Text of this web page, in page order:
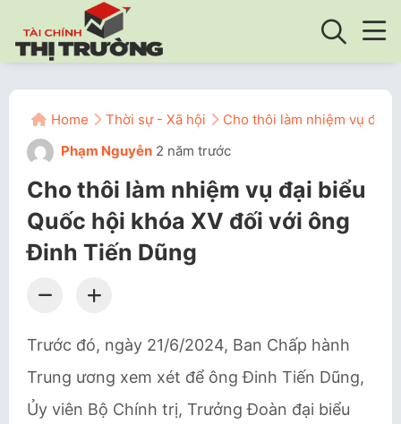
Home Thời sự - Xã hội
Cho thôi làm nhiệm vụ đại
Phạm Nguyễn 2 năm trước
Cho thôi làm nhiệm vụ đại biểu
Quốc hội khóa XV đối với ông
Đinh Tiến Dũng
Trước đó, ngày 21/6/2024, Ban Chấp hành
Trung ương xem xét để ông Đinh Tiến Dũng,
Ủy viên Bộ Chính trị, Trưởng Đoàn đại biểu